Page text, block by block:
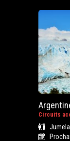
Circuits